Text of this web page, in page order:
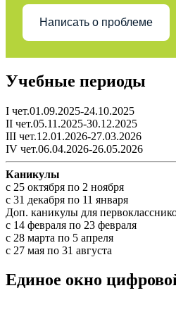
Написать о проблеме
Учебные периоды
I чет.01.09.2025-24.10.2025
II чет.05.11.2025-30.12.2025
III чет.12.01.2026-27.03.2026
IV чет.06.04.2026-26.05.2026
Каникулы
c 25 октября по 2 ноября
c 31 декабря по 11 января
Доп. каникулы для
с 14 февраля по 23 февраля
с 28 марта по 5 апреля
с 27 мая по 31 августа
Единое окно